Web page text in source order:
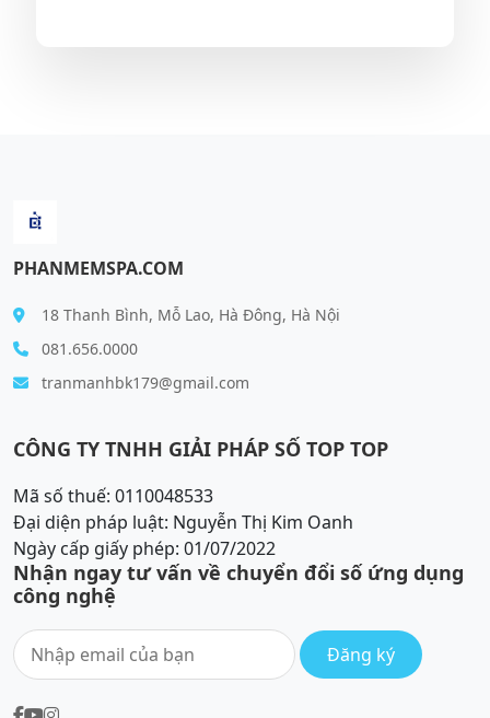
PHANMEMSPA.COM
18 Thanh Bình, Mỗ Lao, Hà Đông, Hà Nội
081.656.0000
tranmanhbk179@gmail.com
CÔNG TY TNHH GIẢI PHÁP SỐ TOP TOP
Mã số thuế: 0110048533
Đại diện pháp luật: Nguyễn Thị Kim Oanh
Ngày cấp giấy phép: 01/07/2022
Nhận ngay tư vấn về chuyển đổi số ứng dụng
công nghệ
Đăng ký